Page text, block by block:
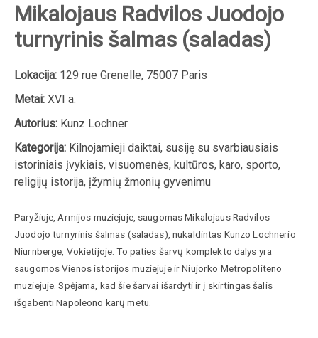
Mikalojaus Radvilos Juodojo
turnyrinis šalmas (saladas)
Lokacija: 129 rue Grenelle, 75007 Paris
Metai: XVI a.
Autorius: Kunz Lochner
Kategorija: Kilnojamieji daiktai, susiję su svarbiausiais
istoriniais įvykiais, visuomenės, kultūros, karo, sporto,
religijų istorija, įžymių žmonių gyvenimu
Paryžiuje, Armijos muziejuje, saugomas Mikalojaus Radvilos
Juodojo turnyrinis šalmas (saladas), nukaldintas Kunzo Lochnerio
Niurnberge, Vokietijoje. To paties šarvų komplekto dalys yra
saugomos Vienos istorijos muziejuje ir Niujorko Metropoliteno
muziejuje. Spėjama, kad šie šarvai išardyti ir į skirtingas šalis
išgabenti Napoleono karų metu.